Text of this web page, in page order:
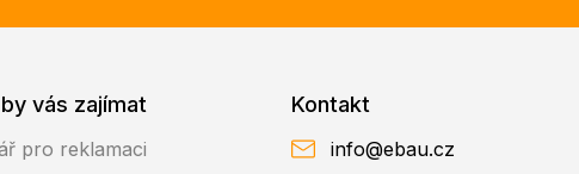
vás zajímat
pro reklamaci
Kontakt
info@ebau.cz